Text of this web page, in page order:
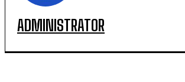
ADMINISTRATOR